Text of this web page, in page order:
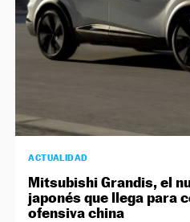
ACTUALIDAD
Mitsubishi Grandis, el
japonés que llega para
ofensiva china